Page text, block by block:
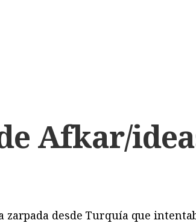
Afkar/
desde Turquía que